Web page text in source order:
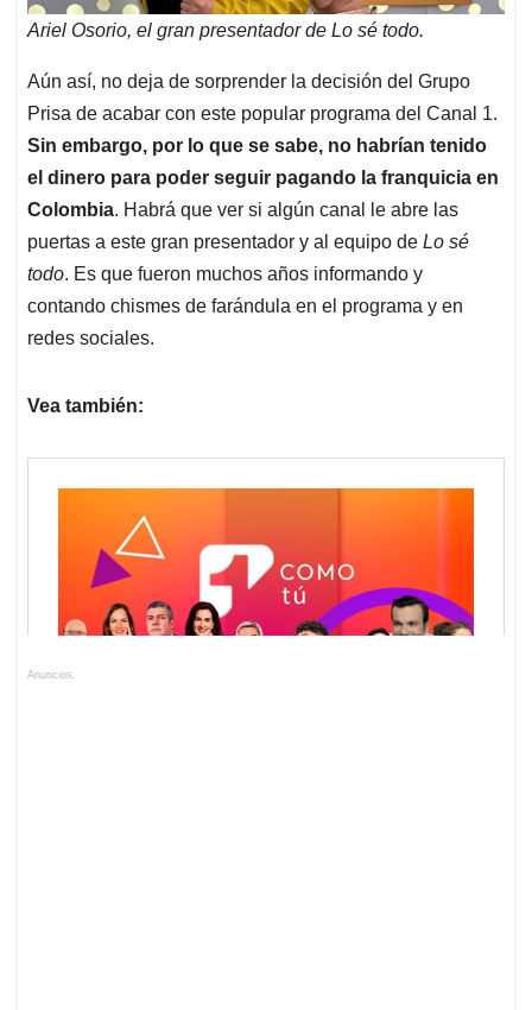
Ariel Osorio, el gran presentador de Lo sé todo.
Aún así, no deja de sorprender la decisión del Grupo
Prisa de acabar con este popular programa del Canal 1.
Sin embargo, por lo que se sabe, no habrían tenido
el dinero para poder seguir pagando la franquicia en
Colombia. Habrá que ver si algún canal le abre las
puertas a este gran presentador y al equipo de Lo sé
todo. Es que fueron muchos años informando y
contando chismes de farándula en el programa y en
redes sociales.
Vea también:
Anuncios.